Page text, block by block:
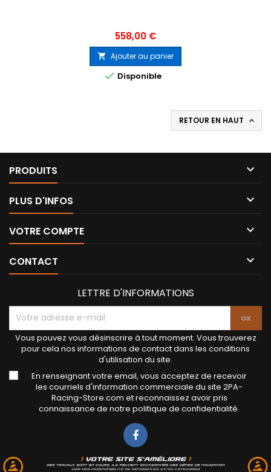
Prix
558,00 €
 Ajouter au panier
 Disponible
RETOUR EN HAUT 
PRODUITS 
PLUS D'INFOS 
VOTRE COMPTE 
CONTACT 
LETTRE D'INFORMATIONS
Vous pouvez vous désinscrire à tout moment. Vous trouverez
pour cela nos informations de contact dans les conditions
d'utilisation du site.
En renseignant votre email, vous acceptez de recevoir
les courriels d'information commerciale du site 2PA-
Racing-Store.com et reconnaissez avoir pris
connaissance de notre politique de confidentialité.